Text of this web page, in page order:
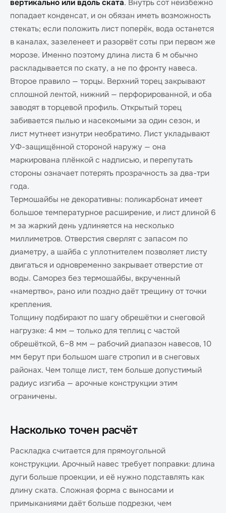
вертикально или вдоль ската. Внутрь сот неизбежно
попадает конденсат, и он обязан иметь возможность
стекать; если положить лист поперёк, вода останется
в каналах, зазеленеет и разорвёт соты при первом же
морозе. Именно поэтому длина листа 6 м обычно
раскладывается по скату, а не по фронту навеса.
Второе правило — торцы. Верхний торец закрывают
сплошной лентой, нижний — перфорированной, и оба
заводят в торцевой профиль. Открытый торец
забивается пылью и насекомыми за один сезон, и
лист мутнеет изнутри необратимо. Лист укладывают
УФ-защищённой стороной наружу — она
маркирована плёнкой с надписью, и перепутать
стороны означает потерять прозрачность за два-три
года.
Термошайбы не декоративны: поликарбонат имеет
большое температурное расширение, и лист длиной 6
м за жаркий день удлиняется на несколько
миллиметров. Отверстия сверлят с запасом по
диаметру, а шайба с уплотнителем позволяет листу
двигаться и одновременно закрывает отверстие от
воды. Саморез без термошайбы, вкрученный
«намертво», рано или поздно даёт трещину от точки
крепления.
Толщину подбирают по шагу обрешётки и снеговой
нагрузке: 4 мм — только для теплиц с частой
обрешёткой, 6–8 мм — рабочий диапазон навесов, 10
мм берут при большом шаге стропил и в снеговых
районах. Чем толще лист, тем больше допустимый
радиус изгиба — арочные конструкции этим
ограничены.
Насколько точен расчёт
Раскладка считается для прямоугольной
конструкции. Арочный навес требует поправки: длина
дуги больше проекции, и её нужно подставлять как
длину ската. Сложная форма с выносами и
примыканиями даёт больше подрезки, чем